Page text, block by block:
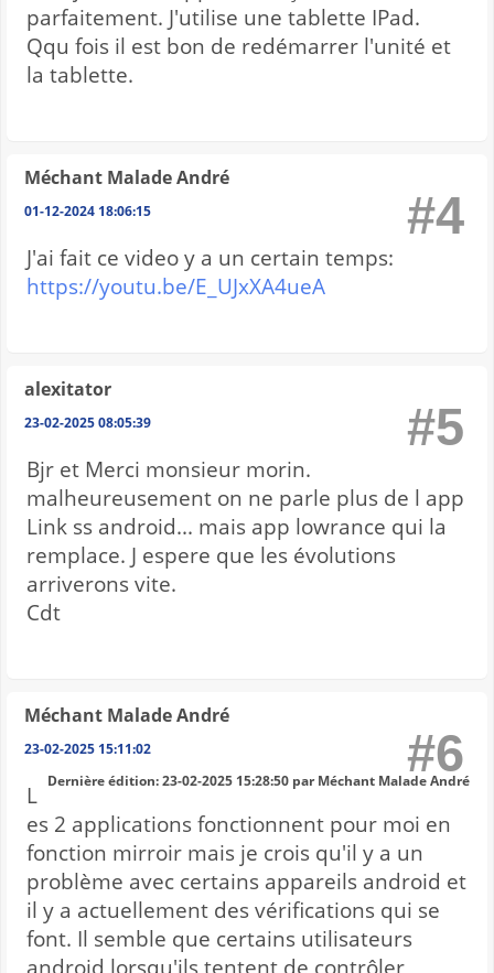
parfaitement. J'utilise une tablette IPad.
Qqu fois il est bon de redémarrer l'unité et
la tablette.
Méchant Malade André
01-12-2024 18:06:15 #4
J'ai fait ce video y a un certain temps:
https://youtu.be/E_UJxXA4ueA
alexitator
23-02-2025 08:05:39 #5
Bjr et Merci monsieur morin.
malheureusement on ne parle plus de l app
Link ss android... mais app lowrance qui la
remplace. J espere que les évolutions
arriverons vite.
Cdt
Méchant Malade André
23-02-2025 15:11:02 #6
Dernière édition: 23-02-2025 15:28:50 par Méchant Malade André
L
es 2 applications fonctionnent pour moi en
fonction mirroir mais je crois qu'il y a un
problème avec certains appareils android et
il y a actuellement des vérifications qui se
font. Il semble que certains utilisateurs